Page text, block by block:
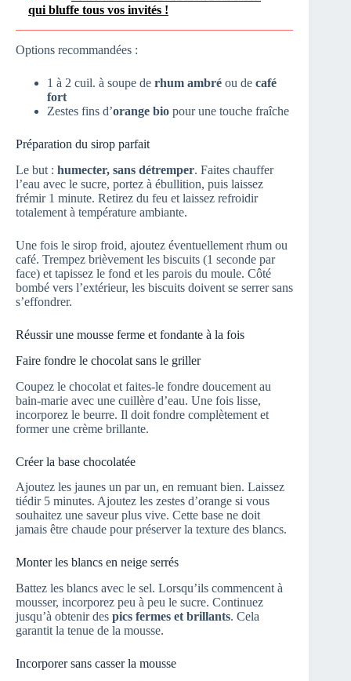
qui bluffe tous vos invités !
Options recommandées :
1 à 2 cuil. à soupe de rhum ambré ou de café
fort
Zestes fins d’orange bio pour une touche fraîche
Préparation du sirop parfait
Le but : humecter, sans détremper. Faites chauffer
l’eau avec le sucre, portez à ébullition, puis laissez
frémir 1 minute. Retirez du feu et laissez refroidir
totalement à température ambiante.
Une fois le sirop froid, ajoutez éventuellement rhum ou
café. Trempez brièvement les biscuits (1 seconde par
face) et tapissez le fond et les parois du moule. Côté
bombé vers l’extérieur, les biscuits doivent se serrer sans
s’effondrer.
Réussir une mousse ferme et fondante à la fois
Faire fondre le chocolat sans le griller
Coupez le chocolat et faites-le fondre doucement au
bain-marie avec une cuillère d’eau. Une fois lisse,
incorporez le beurre. Il doit fondre complètement et
former une crème brillante.
Créer la base chocolatée
Ajoutez les jaunes un par un, en remuant bien. Laissez
tiédir 5 minutes. Ajoutez les zestes d’orange si vous
souhaitez une saveur plus vive. Cette base ne doit
jamais être chaude pour préserver la texture des blancs.
Monter les blancs en neige serrés
Battez les blancs avec le sel. Lorsqu’ils commencent à
mousser, incorporez peu à peu le sucre. Continuez
jusqu’à obtenir des pics fermes et brillants. Cela
garantit la tenue de la mousse.
Incorporer sans casser la mousse